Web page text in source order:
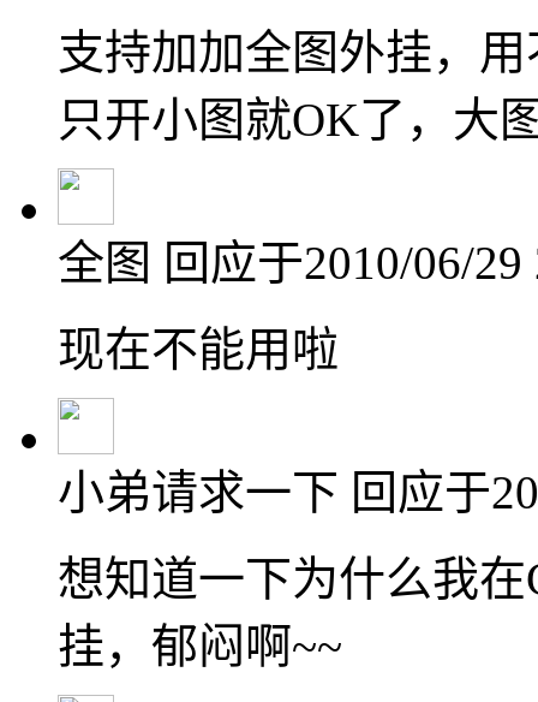
支持加加全图外挂，
只开小图就OK了，大
全图 回应于2010/06/29
现在不能用啦
小弟请求一下 回应于
想知道一下为什么我在
挂，郁闷啊~~